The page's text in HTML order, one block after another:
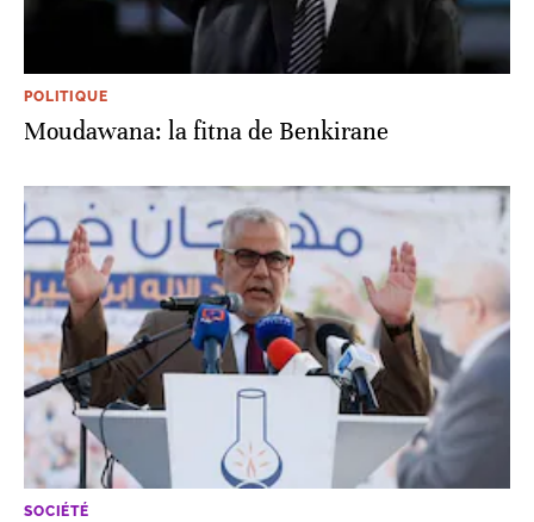
POLITIQUE
Moudawana: la fitna de Benkirane
SOCIÉTÉ